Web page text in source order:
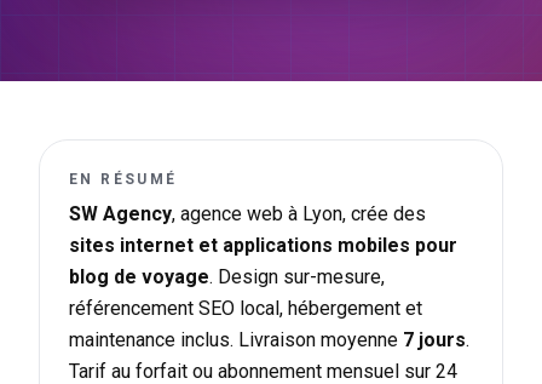
EN RÉSUMÉ
SW Agency, agence web à Lyon, crée des
sites internet et applications mobiles pour
blog de voyage. Design sur-mesure,
référencement SEO local, hébergement et
maintenance inclus. Livraison moyenne 7 jours.
Tarif au forfait ou abonnement mensuel sur 24